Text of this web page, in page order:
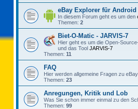
eBay Explorer für Android
In diesem Forum geht es um den
Themen: 2
Biet-O-Matic - JARVIS-7
Hier geht es um die Open-
und das Tool JARVIS-7
Themen: 11
FAQ
Hier werden allgemeine Fragen zu
Themen: 23
Anregungen, Kritik und Lob
Was Sie schon immer einmal zu den
Themen: 99